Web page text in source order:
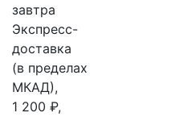
завтра
Экспресс-
доставка
(в пределах
МКАД),
1 200 ₽,